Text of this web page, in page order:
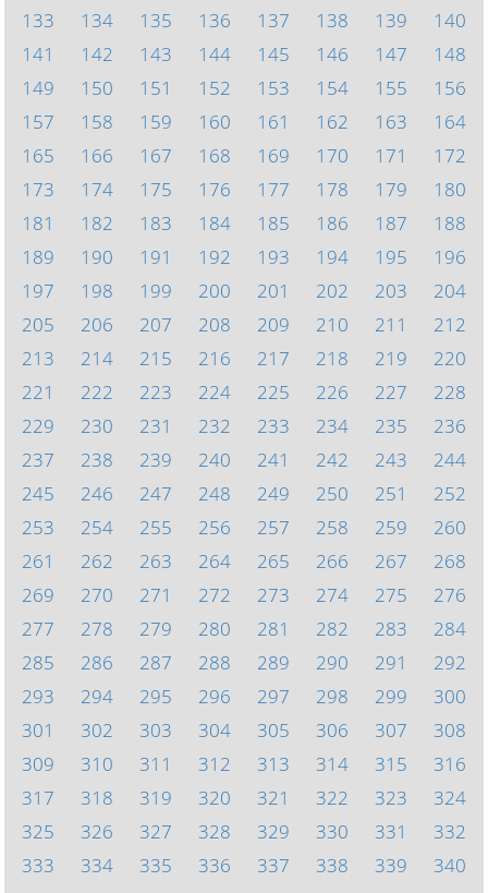
133
134 135 136 137 138 139
140
141
142 143 144 145 146 147
148
149
150 151 152 153 154 155
156
157
158 159 160 161 162 163
164
165
166 167 168 169 170 171
172
173
174 175 176 177 178 179
180
181
182 183 184 185 186 187
188
189
190 191 192 193 194 195
196
197
198 199 200 201 202 203
204
205
206 207 208 209 210 211
212
213
214 215 216 217 218 219
220
221
222 223 224 225 226 227
228
229
230 231 232 233 234 235
236
237
238 239 240 241 242 243
244
245
246 247 248 249 250 251
252
253
254 255 256 257 258 259
260
261
262 263 264 265 266 267
268
269
270 271 272 273 274 275
276
277
278 279 280 281 282 283
284
285
286 287 288 289 290 291
292
293
294 295 296 297 298 299
300
301
302 303 304 305 306 307
308
309
310 311 312 313 314 315
316
317
318 319 320 321 322 323
324
325
326 327 328 329 330 331
332
333
334 335 336 337 338 339
340